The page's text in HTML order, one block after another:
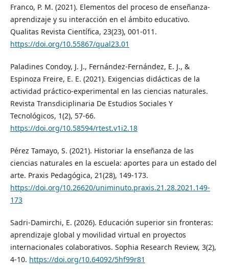
Franco, P. M. (2021). Elementos del proceso de enseñanza-
aprendizaje y su interacción en el ámbito educativo.
Qualitas Revista Científica, 23(23), 001-011.
https://doi.org/10.55867/qual23.01
Paladines Condoy, J. J., Fernández-Fernández, E. J., &
Espinoza Freire, E. E. (2021). Exigencias didácticas de la
actividad práctico-experimental en las ciencias naturales.
Revista Transdiciplinaria De Estudios Sociales Y
Tecnológicos, 1(2), 57-66.
https://doi.org/10.58594/rtest.v1i2.18
Pérez Tamayo, S. (2021). Historiar la enseñanza de las
ciencias naturales en la escuela: aportes para un estado del
arte. Praxis Pedagógica, 21(28), 149-173.
https://doi.org/10.26620/uniminuto.praxis.21.28.2021.149-
173
Sadri-Damirchi, E. (2026). Educación superior sin fronteras:
aprendizaje global y movilidad virtual en proyectos
internacionales colaborativos. Sophia Research Review, 3(2),
4-10. https://doi.org/10.64092/5hf99r81